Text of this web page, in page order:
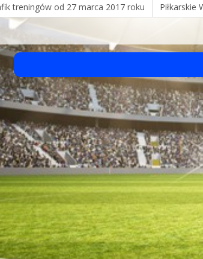
treningów od 27 marca 2017 roku Piłkarskie